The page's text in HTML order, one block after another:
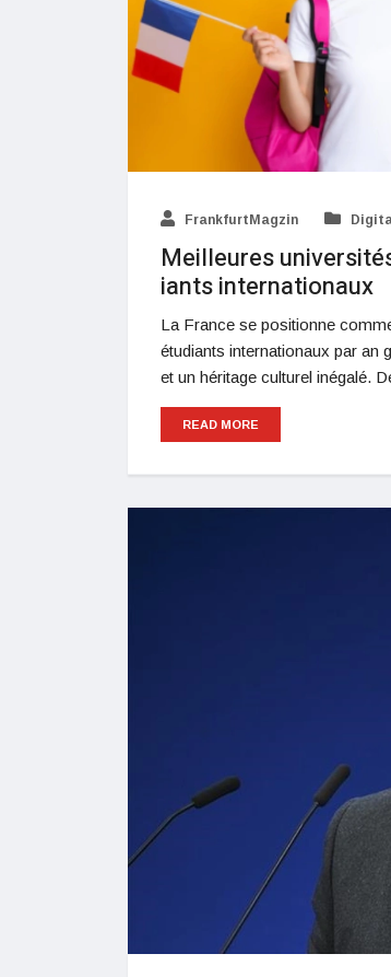
FrankfurtMagzin
Meilleures
iants internationaux
La France se positionne
étudiants internationaux par an
et un héritage culturel inégalé.
READ MORE